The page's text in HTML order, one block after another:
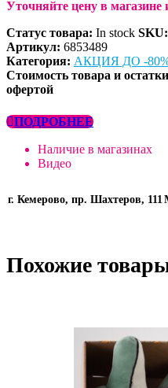
Уточняйте цену в магазине
Статус товара: In stock SKU:
Артикул: 6853489
Категория: АКЦИЯ ДО -
Стоимость товара и
офертой
ПОДРОБНЕЕ
Наличие в магазинах
Видео
г. Кемерово, пр. Шахтеров, 111
Похожие